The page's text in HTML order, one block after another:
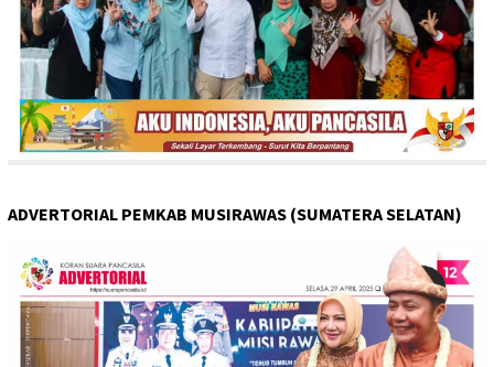
ADVERTORIAL PEMKAB MUSIRAWAS (SUMATERA SELATAN)